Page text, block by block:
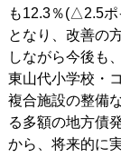
も12.3％(△2.5
となり、改善の
しながら今後も
東山代小学校・
複合施設の整備
る多額の地方債
から、将来的に